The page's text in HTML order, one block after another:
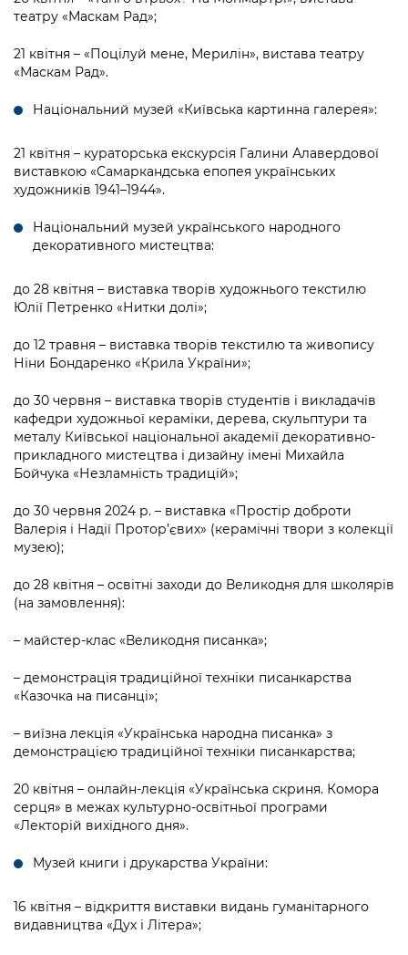
театру «Маскам Рад»;
21 квітня – «Поцілуй мене, Мерилін», вистава театру
«Маскам Рад».
Національний музей «Київська картинна галерея»:
21 квітня – кураторська екскурсія Галини Алавердової
виставкою «Самаркандська епопея українських
художників 1941–1944».
Національний музей українського народного
декоративного мистецтва:
до 28 квітня – виставка творів художнього текстилю
Юлії Петренко «Нитки долі»;
до 12 травня – виставка творів текстилю та живопису
Ніни Бондаренко «Крила України»;
до 30 червня – виставка творів студентів і викладачів
кафедри художньої кераміки, дерева, скульптури та
металу Київської національної академії декоративно-
прикладного мистецтва і дизайну імені Михайла
Бойчука «Незламність традицій»;
до 30 червня 2024 р. – виставка «Простір доброти
Валерія і Надії Протор’євих» (керамічні твори з колекції
музею);
до 28 квітня – освітні заходи до Великодня для школярів
(на замовлення):
– майстер-клас «Великодня писанка»;
– демонстрація традиційної техніки писанкарства
«Казочка на писанці»;
– виїзна лекція «Українська народна писанка» з
демонстрацією традиційної техніки писанкарства;
20 квітня – онлайн-лекція «Українська скриня. Комора
серця» в межах культурно-освітньої програми
«Лекторій вихідного дня».
Музей книги і друкарства України:
16 квітня – відкриття виставки видань гуманітарного
видавництва «Дух і Літера»;